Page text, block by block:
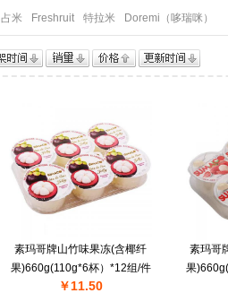
占米 Freshruit 特拉米 Doremi（哆瑞咪）
素玛哥牌山竹味果冻(含椰纤
果)660g(110g*6杯）*12组/件
￥11.50
素玛哥
果